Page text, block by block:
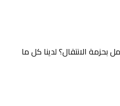
الانتقال؟ لدينا كل ما